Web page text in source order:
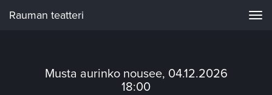
Rauman teatteri
Musta aurinko nousee, 04.12.2026
18:00